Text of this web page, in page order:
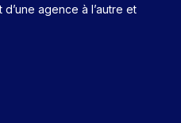
agence à l’autre et